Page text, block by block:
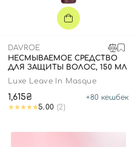
DAVROE
НЕСМЫВАЕМОЕ СРЕДСТВО
ДЛЯ ЗАЩИТЫ ВОЛОС, 150 МЛ
Luxe Leave In Masque
1,615₴ +80 кешбек
5.00 (2)